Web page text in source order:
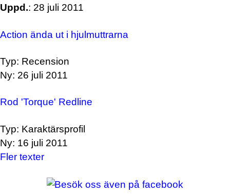
Uppd.: 28 juli 2011
Action ända ut i hjulmuttrarna
Typ: Recension
Ny: 26 juli 2011
Rod 'Torque' Redline
Typ: Karaktärsprofil
Ny: 16 juli 2011
Fler texter